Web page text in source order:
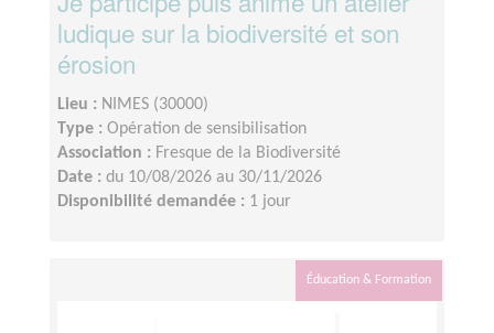
ludique sur la biodiversité et son
érosion
Lieu : NIMES (30000)
Type : Opération de sensibilisation
Association : Fresque de la Biodiversité
Date : du 10/08/2026 au 30/11/2026
Disponibilité demandée : 1 jour
Éducation & Formation